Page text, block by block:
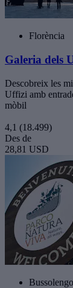
Florència
Galeria dels
Descobreix les
Uffizi amb
mòbil
4,1 (18.499)
Des de
28,81 USD
Bussolengo